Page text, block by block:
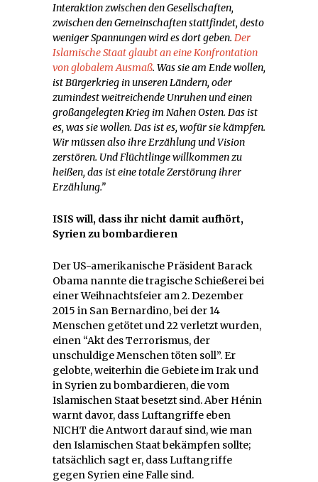
Interaktion zwischen den Gesellschaften,
zwischen den Gemeinschaften stattfindet, desto
weniger Spannungen wird es dort geben. Der
Islamische Staat glaubt an eine Konfrontation
von globalem Ausmaß. Was sie am Ende wollen,
ist Bürgerkrieg in unseren Ländern, oder
zumindest weitreichende Unruhen und einen
großangelegten Krieg im Nahen Osten. Das ist
es, was sie wollen. Das ist es, wofür sie kämpfen.
Wir müssen also ihre Erzählung und Vision
zerstören. Und Flüchtlinge willkommen zu
heißen, das ist eine totale Zerstörung ihrer
Erzählung.”
ISIS will, dass ihr nicht damit aufhört,
Syrien zu bombardieren
Der US-amerikanische Präsident Barack
Obama nannte die tragische Schießerei bei
einer Weihnachtsfeier am 2. Dezember
2015 in San Bernardino, bei der 14
Menschen getötet und 22 verletzt wurden,
einen “Akt des Terrorismus, der
unschuldige Menschen töten soll”. Er
gelobte, weiterhin die Gebiete im Irak und
in Syrien zu bombardieren, die vom
Islamischen Staat besetzt sind. Aber Hénin
warnt davor, dass Luftangriffe eben
NICHT die Antwort darauf sind, wie man
den Islamischen Staat bekämpfen sollte;
tatsächlich sagt er, dass Luftangriffe
gegen Syrien eine Falle sind.